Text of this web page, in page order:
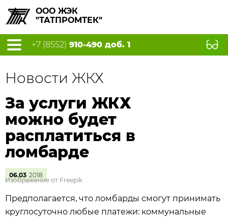
ООО ЖЭК
"ТАТПРОМТЕК"
+7 (8552) 910-490 доб. 1
Новости ЖКХ
За услуги ЖКХ
можно будет
расплатиться в
ломбарде
06.03 2018
Изображение от Freepik
Предполагается, что ломбарды смогут принимать
круглосуточно любые платежи: коммунальные